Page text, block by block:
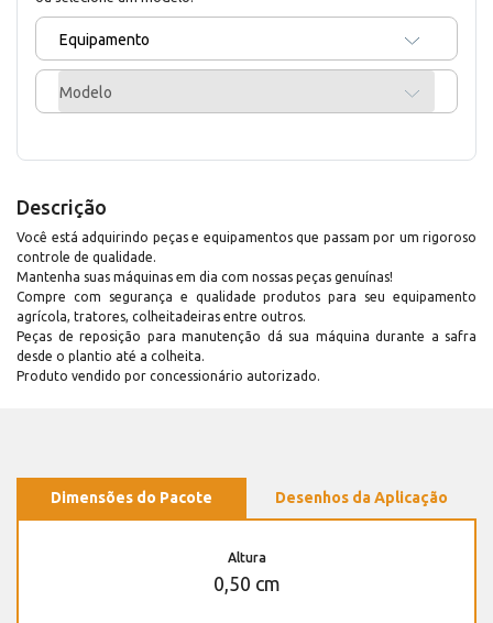
Equipamento
Modelo
Descrição
Você está adquirindo peças e equipamentos que passam por um rigoroso
controle de qualidade.
Mantenha suas máquinas em dia com nossas peças genuínas!
Compre com segurança e qualidade produtos para seu equipamento
agrícola, tratores, colheitadeiras entre outros.
Peças de reposição para manutenção dá sua máquina durante a safra
desde o plantio até a colheita.
Produto vendido por concessionário autorizado.
Dimensões do Pacote Desenhos da Aplicação
Altura
0,50 cm